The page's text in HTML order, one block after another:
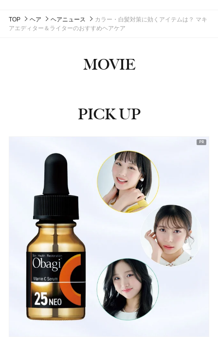
TOP ヘア ヘアニュース
カラー・白髪対策に効くアイテムは？ マキ
アエディター＆ライターのおすすめヘアケア
MOVIE
PICK UP